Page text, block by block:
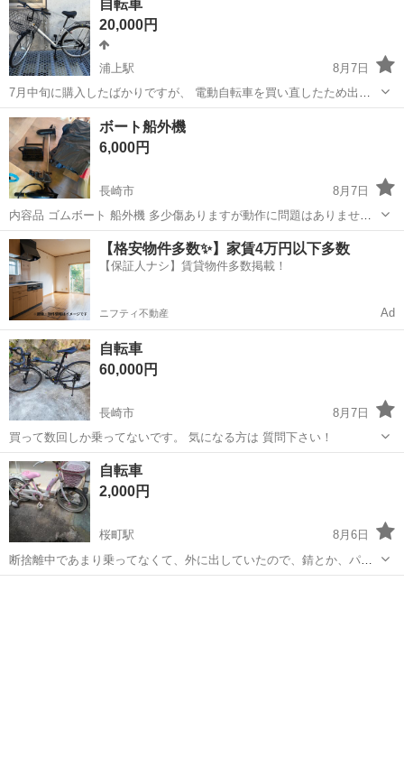
自転車
20,000円
浦上駅
8月7日
7月中旬に購入したばかりですが、 電動自転車を買い直したため出品
致します。 3回ほど乗っています。 タイヤの空気はしっかり入ってい
る状態です。 受け渡し場所はご相談ください。 よろしくお願いしま
す。
長崎 長崎市 浦上駅 自転車
ボート船外機
6,000円
長崎市
8月7日
内容品 ゴムボート 船外機 多少傷ありますが動作に問題はありませ
ん。 バッテリーがあれば即動かせます 長崎三重町まで、できるだけ早
くとりにきてくれる方を優先させていただきます。 よろしくおねがい
します。
長崎 長崎市 その他
【格安物件多数✨】家賃4万円以下多数
【保証人ナシ】賃貸物件多数掲載！
ニフティ不動産 Ad
自転車
60,000円
長崎市
8月7日
買って数回しか乗ってないです。 気になる方は 質問下さい！
長崎 長崎市 ロードバイク
自転車
2,000円
桜町駅
8月6日
断捨離中であまり乗ってなくて、外に出していたので、錆とか、パン
クしてます。 女の子が、欲しいと言ってかいましたが、すぐあきての